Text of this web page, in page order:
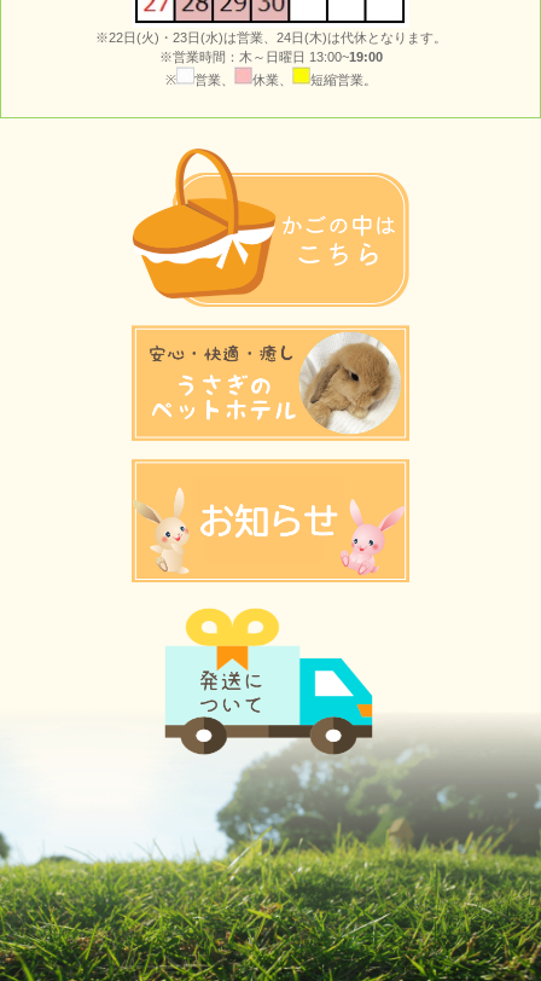
※22日(火)・23日(水)は営業、24日(木)は代休となります。
※営業時間：木～日曜日 13:00~19:00
※
営業、 休業、 短縮営業。